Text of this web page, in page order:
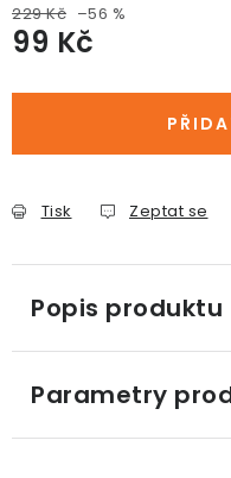
229 Kč –56 %
99 Kč
Tisk Zeptat se
Popis produktu
Parametry